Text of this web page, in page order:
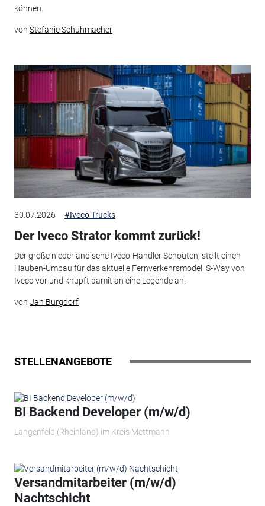
können.
von Stefanie Schuhmacher
30.07.2026 #Iveco Trucks
Der Iveco Strator kommt zurück!
Der große niederländische Iveco-Händler Schouten, stellt einen
Hauben-Umbau für das aktuelle Fernverkehrsmodell S-Way von
Iveco vor und knüpft damit an eine Legende an.
von Jan Burgdorf
STELLENANGEBOTE
BI Backend Developer (m/w/d)
Langenfeld (Rheinland) im Kreis Mettmann
Versandmitarbeiter (m/w/d)
Nachtschicht